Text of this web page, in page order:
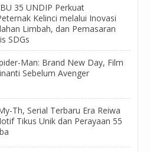
35 UNDIP Perkuat
Kelinci melalui Inovasi
Limbah, dan Pemasaran
SDGs
Man: Brand New Day, Film
Sebelum Avenger
Th, Serial Terbaru Era Reiwa
Tikus Unik dan Perayaan 55